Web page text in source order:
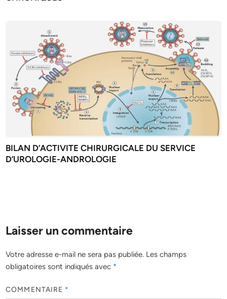
BILAN D’ACTIVITE CHIRURGICALE DU SERVICE
D’UROLOGIE-ANDROLOGIE
Laisser un commentaire
Votre adresse e-mail ne sera pas publiée. Les champs
obligatoires sont indiqués avec *
COMMENTAIRE *